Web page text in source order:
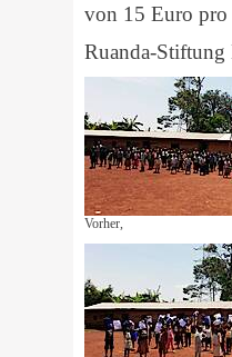
von 15 Euro pro
Ruanda-
Vorher,